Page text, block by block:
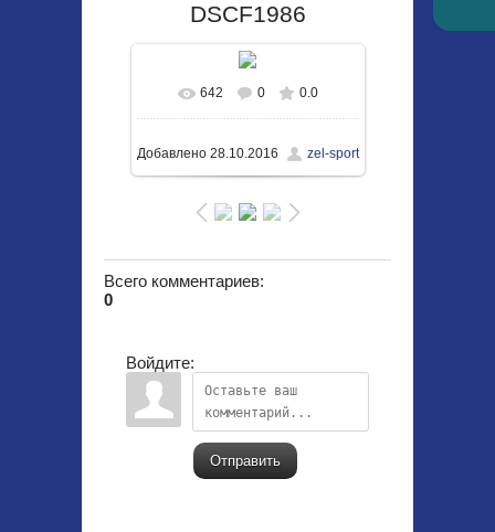
DSCF1986
В реальном размере
1050x703/ 249.3Kb
642 0 0.0
Добавлено28.10.2016 zel-sport
Всего комментариев:
0
Войдите:
Отправить